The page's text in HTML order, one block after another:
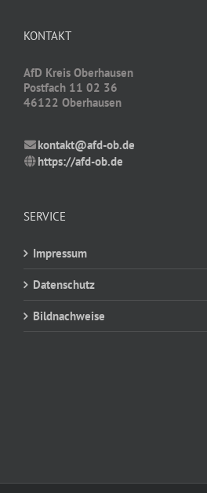
KONTAKT
AfD Kreis Oberhausen
Postfach 11 02 36
46122 Oberhausen
kontakt@afd-ob.de
https://afd-ob.de
SERVICE
Impressum
Datenschutz
Bildnachweise